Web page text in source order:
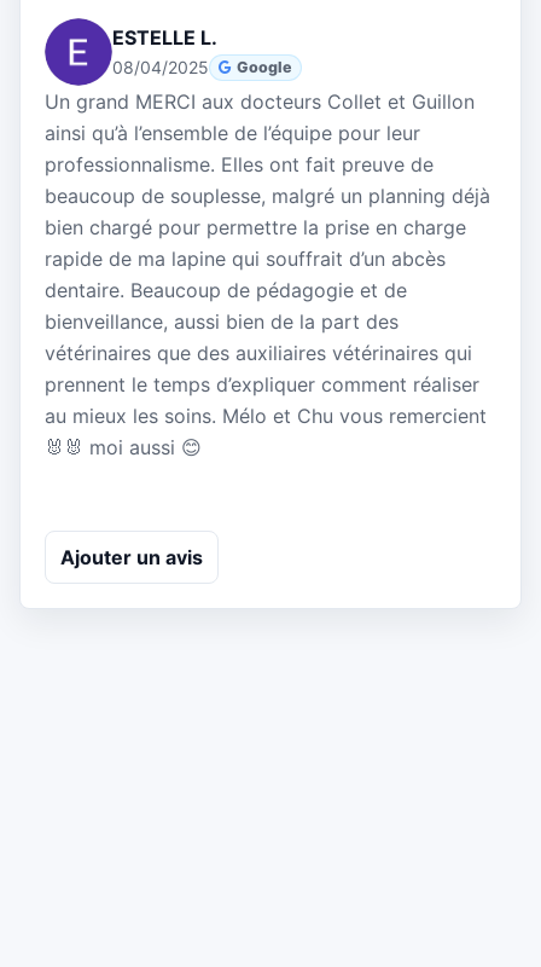
ESTELLE L.
08/04/2025 Google
Un grand MERCI aux docteurs Collet et Guillon
ainsi qu’à l’ensemble de l’équipe pour leur
professionnalisme. Elles ont fait preuve de
beaucoup de souplesse, malgré un planning déjà
bien chargé pour permettre la prise en charge
rapide de ma lapine qui souffrait d’un abcès
dentaire. Beaucoup de pédagogie et de
bienveillance, aussi bien de la part des
vétérinaires que des auxiliaires vétérinaires qui
prennent le temps d’expliquer comment réaliser
au mieux les soins. Mélo et Chu vous remercient
🐰🐰 moi aussi 😊
Ajouter un avis